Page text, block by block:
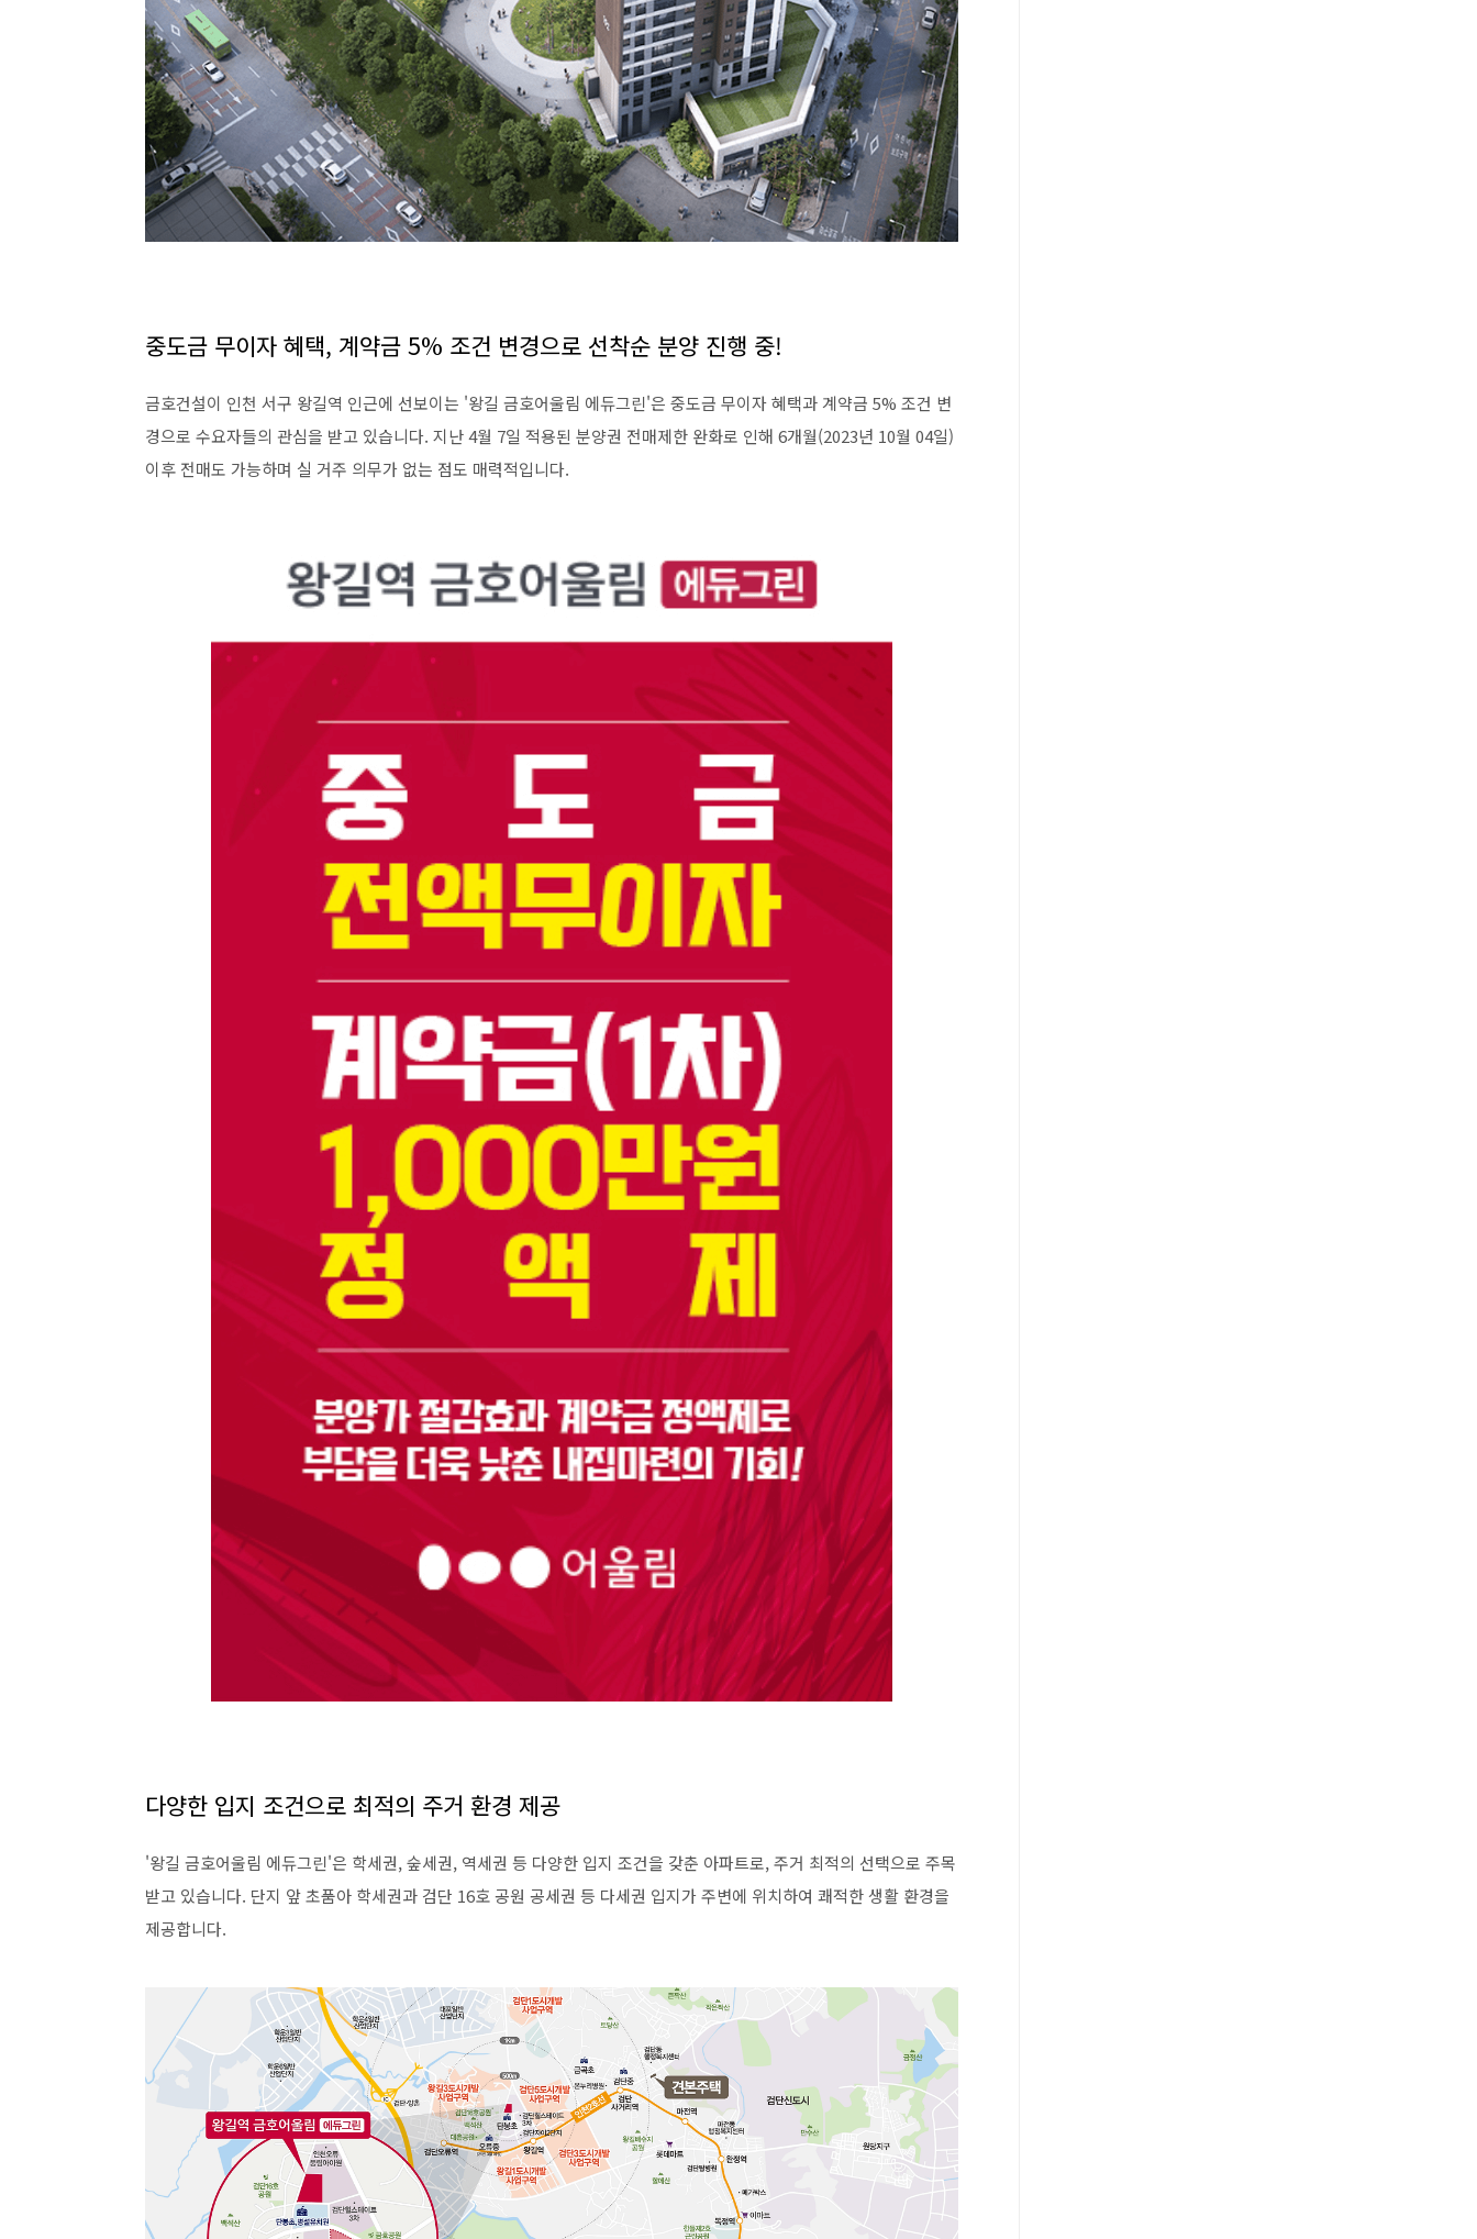
중도금 무이자 혜택, 계약금 5% 조건 변경으로 선착순 분양 진행 중!
금호건설이 인천 서구 왕길역 인근에 선보이는 '왕길 금호어울림 에듀그린'은 중도금 무이자 혜택과 계약금 5% 조건 변
경으로 수요자들의 관심을 받고 있습니다. 지난 4월 7일 적용된 분양권 전매제한 완화로 인해 6개월(2023년 10월 04일)
이후 전매도 가능하며 실 거주 의무가 없는 점도 매력적입니다.
다양한 입지 조건으로 최적의 주거 환경 제공
'왕길 금호어울림 에듀그린'은 학세권, 숲세권, 역세권 등 다양한 입지 조건을 갖춘 아파트로, 주거 최적의 선택으로 주목
받고 있습니다. 단지 앞 초품아 학세권과 검단 16호 공원 공세권 등 다세권 입지가 주변에 위치하여 쾌적한 생활 환경을
제공합니다.